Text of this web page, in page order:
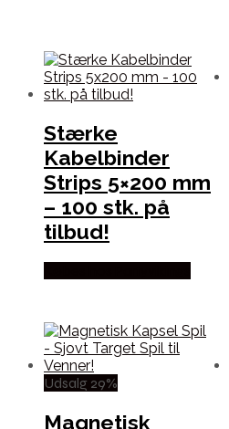
Stærke
Kabelbinder
Strips 5×200 mm
– 100 stk. på
tilbud!
Udsalg 29%
Magnetisk